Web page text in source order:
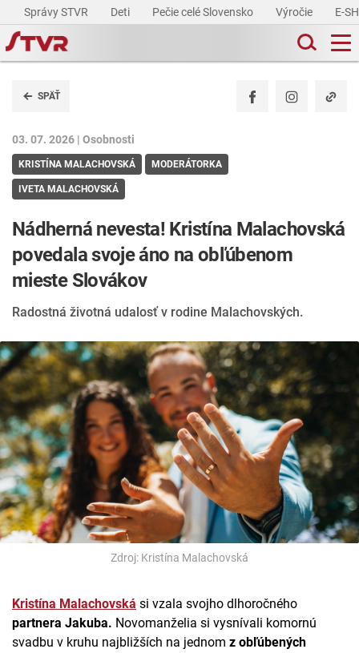
Správy STVR Deti Pečie celé Slovensko Výročie E-
SPÄŤ
03. 07. 2026 | Osobnosti
KRISTÍNA MALACHOVSKÁ MODERÁTORKA
IVETA MALACHOVSKÁ
Nádherná nevesta! Kristína Malachovská
povedala svoje áno na obľúbenom
mieste Slovákov
Radostná životná udalosť v rodine Malachovských.
Zdroj: Kristína Malachovská
Kristína Malachovská si vzala svojho dlhoročného
partnera Jakuba. Novomanželia si vysnívali komornú
svadbu v kruhu najbližších na jednom z obľúbených